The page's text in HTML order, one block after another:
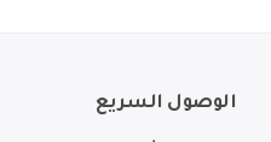
الوصول السريع